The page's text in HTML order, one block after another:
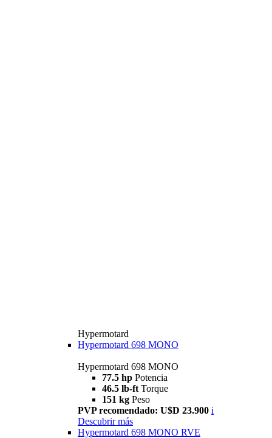
Hypermotard
Hypermotard 698 MONO
Hypermotard 698 MONO
77.5 hp Potencia
46.5 lb-ft Torque
151 kg Peso
PVP recomendado: U$D 23.900 i
Descubrir más
Hypermotard 698 MONO RVE